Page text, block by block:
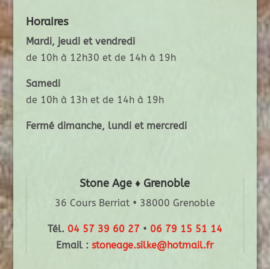
Horaires
Mardi, jeudi et vendredi
de 10h à 12h30 et de 14h à 19h
Samedi
de 10h à 13h et de 14h à 19h
Fermé dimanche, lundi et mercredi
Stone Age ♦ Grenoble
36 Cours Berriat • 38000 Grenoble
Tél. 04 57 39 60 27• 06 79 15 51 14
Email : stoneage.silke@hotmail.fr